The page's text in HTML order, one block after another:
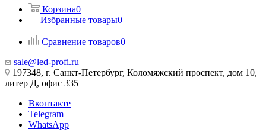
Корзина0
Избранные товары0
Сравнение товаров0
sale@led-profi.ru
197348, г. Санкт-Петербург, Коломяжский проспект, дом 10,
литер Д, офис 335
Вконтакте
Telegram
WhatsApp